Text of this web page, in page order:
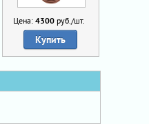
Цена: 4300руб./шт.
Купить